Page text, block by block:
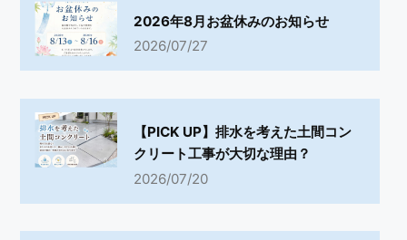
2026年8月お盆休みのお知らせ
2026/07/27
【PICK UP】排水を考えた土間コン
クリート工事が大切な理由？
2026/07/20